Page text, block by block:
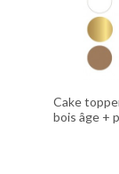
Cake
bois âge +